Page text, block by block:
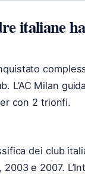
italiane
L’AC Milan
con 2 trionfi.
dei club
2003 e 2007.